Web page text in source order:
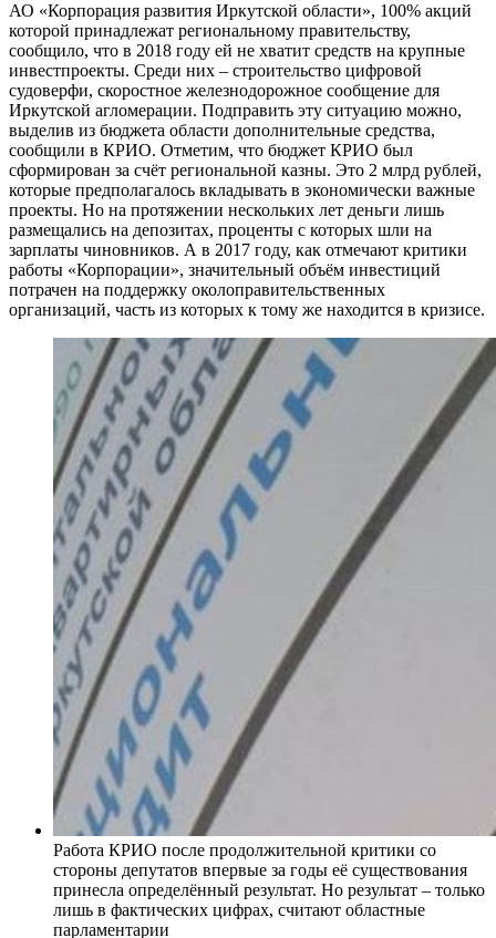
АО «Корпорация развития Иркутской области», 100% акций
которой принадлежат региональному правительству,
сообщило, что в 2018 году ей не хватит средств на крупные
инвестпроекты. Среди них – строительство цифровой
судоверфи, скоростное железнодорожное сообщение для
Иркутской агломерации. Подправить эту ситуацию можно,
выделив из бюджета области дополнительные средства,
сообщили в КРИО. Отметим, что бюджет КРИО был
сформирован за счёт региональной казны. Это 2 млрд рублей,
которые предполагалось вкладывать в экономически важные
проекты. Но на протяжении нескольких лет деньги лишь
размещались на депозитах, проценты с которых шли на
зарплаты чиновников. А в 2017 году, как отмечают критики
работы «Корпорации», значительный объём инвестиций
потрачен на поддержку околоправительственных
организаций, часть из которых к тому же находится в кризисе.
Работа КРИО после продолжительной критики со
стороны депутатов впервые за годы её существования
принесла определённый результат. Но результат – только
лишь в фактических цифрах, считают областные
парламентарии